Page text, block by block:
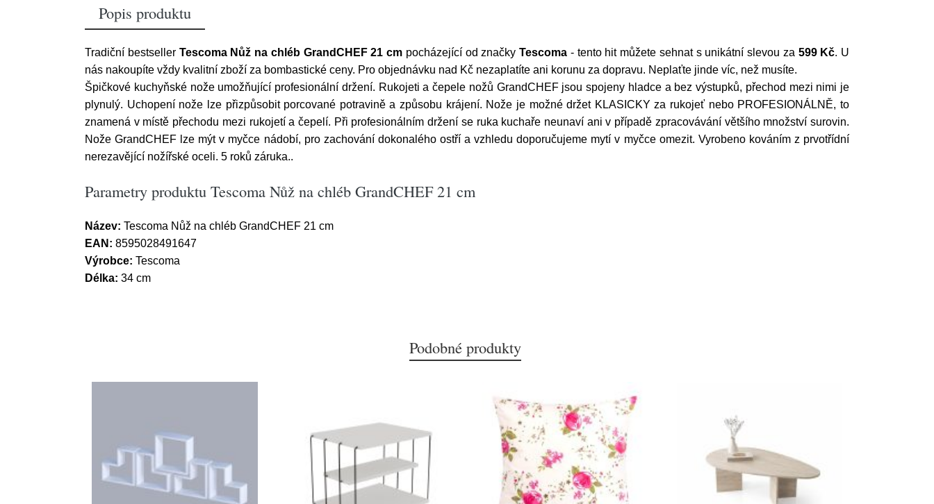
Popis produktu
Tradiční bestseller Tescoma Nůž na chléb GrandCHEF 21 cm pocházející od značky Tescoma - tento hit můžete sehnat s unikátní slevou za 599 Kč. U
nás nakoupíte vždy kvalitní zboží za bombastické ceny. Pro objednávku nad Kč nezaplatíte ani korunu za dopravu. Neplaťte jinde víc, než musíte.
Špičkové kuchyňské nože umožňující profesionální držení. Rukojeti a čepele nožů GrandCHEF jsou spojeny hladce a bez výstupků, přechod mezi nimi je
plynulý. Uchopení nože lze přizpůsobit porcované potravině a způsobu krájení. Nože je možné držet KLASICKY za rukojeť nebo PROFESIONÁLNĚ, to
znamená v místě přechodu mezi rukojetí a čepelí. Při profesionálním držení se ruka kuchaře neunaví ani v případě zpracovávání většího množství surovin.
Nože GrandCHEF lze mýt v myčce nádobí, pro zachování dokonalého ostří a vzhledu doporučujeme mytí v myčce omezit. Vyrobeno kováním z prvotřídní
nerezavějící nožířské oceli. 5 roků záruka..
Parametry produktu Tescoma Nůž na chléb GrandCHEF 21 cm
Název: Tescoma Nůž na chléb GrandCHEF 21 cm
EAN: 8595028491647
Výrobce: Tescoma
Délka: 34 cm
Podobné produkty